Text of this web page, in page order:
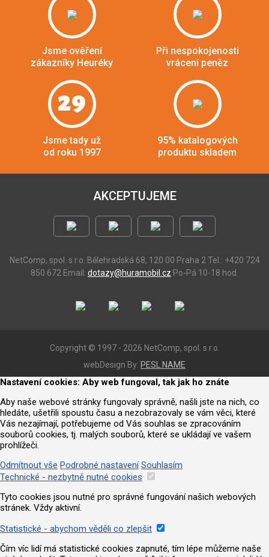
Jsme ověření
zákazníky Heuréky
Při nespokojenosti
vrácení peněz
29
Jsme tady už
od roku 1997
95% katalogových
produktu skladem
AKCEPTUJEME
NetComp, spol. s r.o. Bělehradská 68, 120 00 Praha 2 Tel.: +420 724
850 672 Email: dotazy@huramobil.cz Po-Pá 10-18 hod.
Copyright © 1997 - 2026 NetComp, spol. s r.o.
webDesign By: PESL.NAME
Nastavení cookies: Aby web fungoval, tak jak ho znáte
Aby naše webové stránky fungovaly správně, našli jste na nich, co
hledáte, ušetřili spoustu času a nezobrazovaly se vám věci, které
Vás nezajímají, potřebujeme od Vás souhlas se zpracováním
souborů cookies, tj. malých souborů, které se ukládají ve vašem
prohlížeči.
Odmítnout vše Podrobné nastavení Souhlasím
Technické - nezbytně nutné cookies
Tyto cookies jsou nutné pro správné fungování našich webových
stránek. Vždy aktivní.
Statistické - abychom věděli co zlepšit
Čím víc lidí má statistické cookies zapnuté, tím lépe můžeme naše